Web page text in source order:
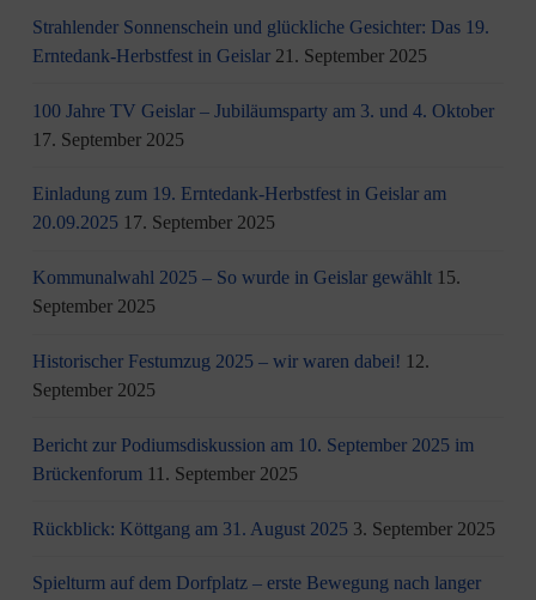
Strahlender Sonnenschein und glückliche Gesichter: Das 19.
Erntedank-Herbstfest in Geislar 21. September 2025
100 Jahre TV Geislar – Jubiläumsparty am 3. und 4. Oktober
17. September 2025
Einladung zum 19. Erntedank-Herbstfest in Geislar am
20.09.2025 17. September 2025
Kommunalwahl 2025 – So wurde in Geislar gewählt 15.
September 2025
Historischer Festumzug 2025 – wir waren dabei! 12.
September 2025
Bericht zur Podiumsdiskussion am 10. September 2025 im
Brückenforum 11. September 2025
Rückblick: Köttgang am 31. August 2025 3. September 2025
Spielturm auf dem Dorfplatz – erste Bewegung nach langer